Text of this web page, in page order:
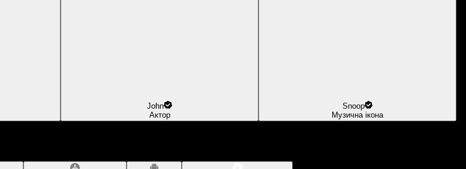
John
Актор
Snoop
Музична ікона